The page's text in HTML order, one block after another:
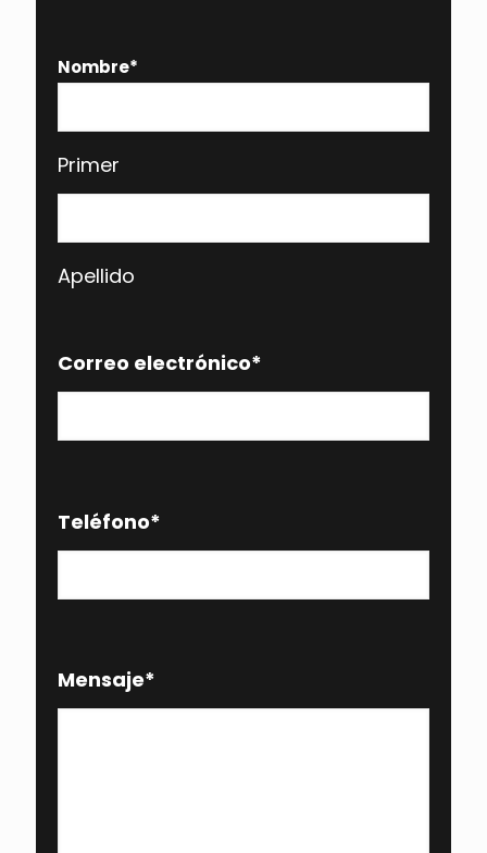
Nombre*
Primer
Apellido
Correo electrónico*
Teléfono*
Mensaje*